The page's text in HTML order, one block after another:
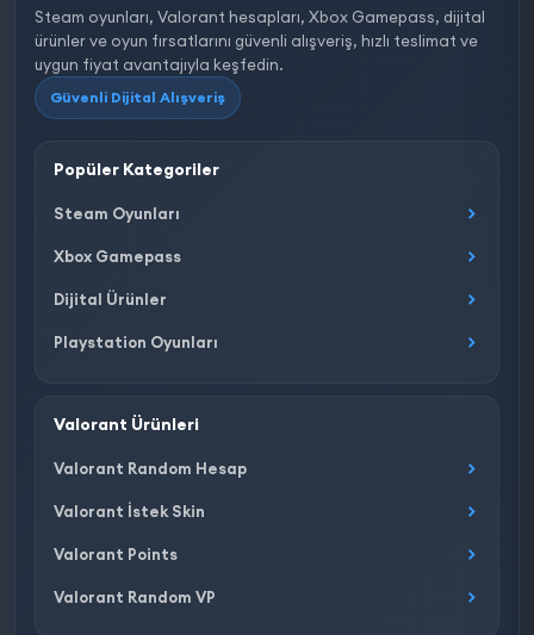
Steam oyunları, Valorant hesapları, Xbox Gamepass, dijital
ürünler ve oyun fırsatlarını güvenli alışveriş, hızlı teslimat ve
uygun fiyat avantajıyla keşfedin.
Güvenli Dijital Alışveriş
Popüler Kategoriler
Steam Oyunları
Xbox Gamepass
Dijital Ürünler
Playstation Oyunları
Valorant Ürünleri
Valorant Random Hesap
Valorant İstek Skin
Valorant Points
Valorant Random VP